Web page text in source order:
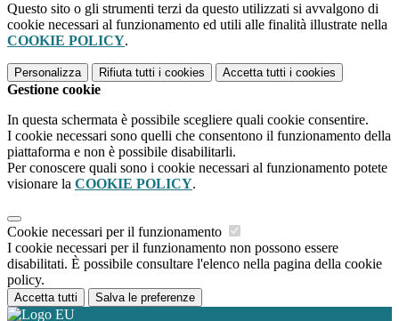
Questo sito o gli strumenti terzi da questo utilizzati si avvalgono di
cookie necessari al funzionamento ed utili alle finalità illustrate nella
COOKIE POLICY.
Personalizza Rifiuta tutti i cookies Accetta tutti i cookies
Gestione cookie
In questa schermata è possibile scegliere quali cookie consentire.
I cookie necessari sono quelli che consentono il funzionamento della
piattaforma e non è possibile disabilitarli.
Per conoscere quali sono i cookie necessari al funzionamento potete
visionare la COOKIE POLICY.
Cookie necessari per il funzionamento
I cookie necessari per il funzionamento non possono essere
disabilitati. È possibile consultare l'elenco nella pagina della cookie
policy.
Accetta tutti Salva le preferenze